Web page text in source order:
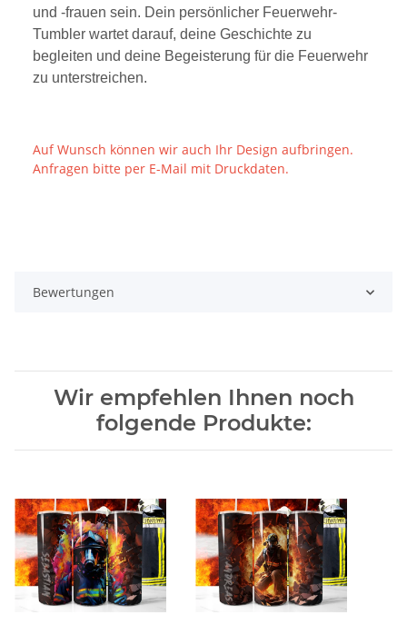
und -frauen sein. Dein persönlicher Feuerwehr-
Tumbler wartet darauf, deine Geschichte zu
begleiten und deine Begeisterung für die Feuerwehr
zu unterstreichen.
Auf Wunsch können wir auch Ihr Design aufbringen.
Anfragen bitte per E-Mail mit Druckdaten.
Bewertungen
Wir empfehlen Ihnen noch
folgende Produkte: